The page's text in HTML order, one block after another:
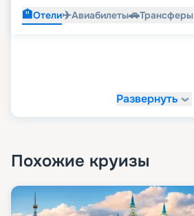
🏨Отели✈️Авиабилеты🚗Трансферы
Развернуть
Похожие круизы